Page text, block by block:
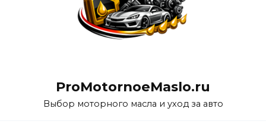
ProMotornoeMaslo.ru
Выбор моторного масла и уход за авто